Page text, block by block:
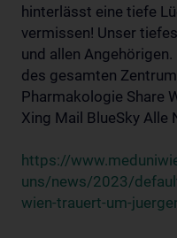
hinterlässt eine tiefe
vermissen! Unser
und allen
des gesamten
Pharmakologie Share
Xing Mail BlueSky Alle
https://
uns/news/2023/
wien-trauert-um-